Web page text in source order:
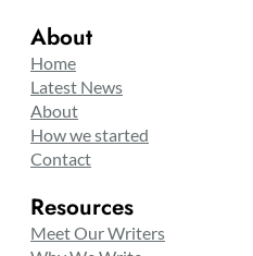
About
Home
Latest News
About
How we started
Contact
Resources
Meet Our Writers